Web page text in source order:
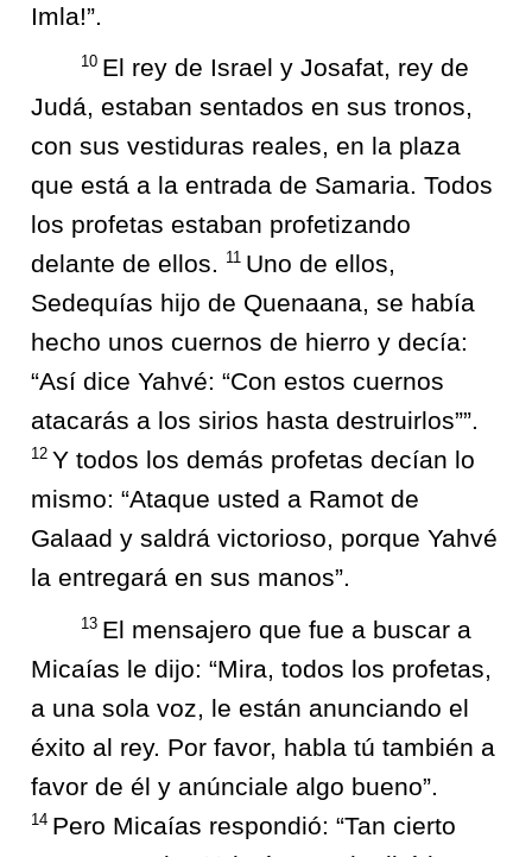
Imla!”.
10 El rey de Israel y Josafat, rey de
Judá, estaban sentados en sus tronos,
con sus vestiduras reales, en la plaza
que está a la entrada de Samaria. Todos
los profetas estaban profetizando
delante de ellos.
11 Uno de ellos,
Sedequías hijo de Quenaana, se había
hecho unos cuernos de hierro y decía:
“Así dice Yahvé: “Con estos cuernos
atacarás a los sirios hasta destruirlos””.
12 Y todos los demás profetas decían lo
mismo: “Ataque usted a Ramot de
Galaad y saldrá victorioso, porque Yahvé
la entregará en sus manos”.
13 El mensajero que fue a buscar a
Micaías le dijo: “Mira, todos los profetas,
a una sola voz, le están anunciando el
éxito al rey. Por favor, habla tú también a
favor de él y anúnciale algo bueno”.
14 Pero Micaías respondió: “Tan cierto